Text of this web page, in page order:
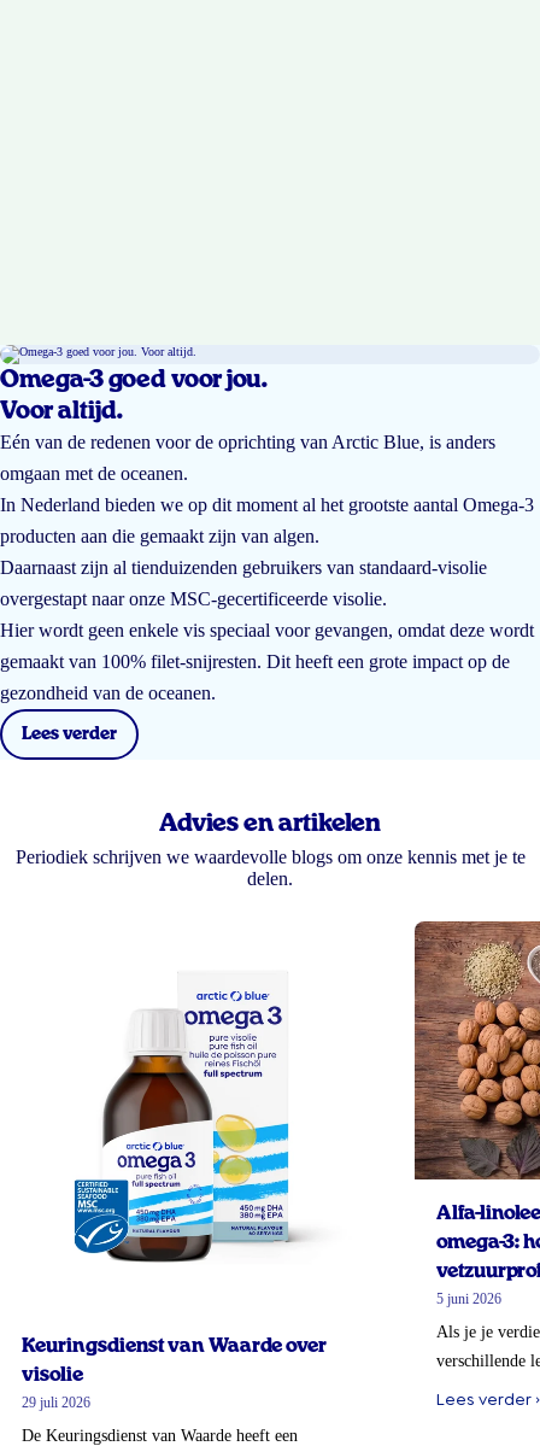
Omega-3 goed voor jou.
Voor altijd.
Eén van de redenen voor de oprichting van Arctic Blue, is anders
omgaan met de oceanen.
In Nederland bieden we op dit moment al het grootste aantal Omega-3
producten aan die gemaakt zijn van algen.
Daarnaast zijn al tienduizenden gebruikers van standaard-visolie
overgestapt naar onze MSC-gecertificeerde visolie.
Hier wordt geen enkele vis speciaal voor gevangen, omdat deze wordt
gemaakt van 100% filet-snijresten. Dit heeft een grote impact op de
gezondheid van de oceanen.
Lees verder
Advies en artikelen
Periodiek schrijven we waardevolle blogs om onze kennis met je te
delen.
Keuringsdienst van Waarde over
visolie
29 juli 2026
De Keuringsdienst van Waarde heeft een
Alfa-
omega-3:
5 juni 2026
Als je je
verschillende
Lees verder ›